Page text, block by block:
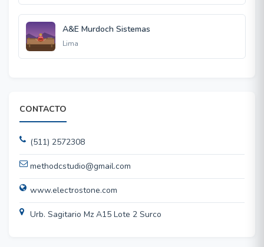
A&E Murdoch Sistemas
Lima
CONTACTO
(511) 2572308
methodcstudio@gmail.com
www.electrostone.com
Urb. Sagitario Mz A15 Lote 2 Surco